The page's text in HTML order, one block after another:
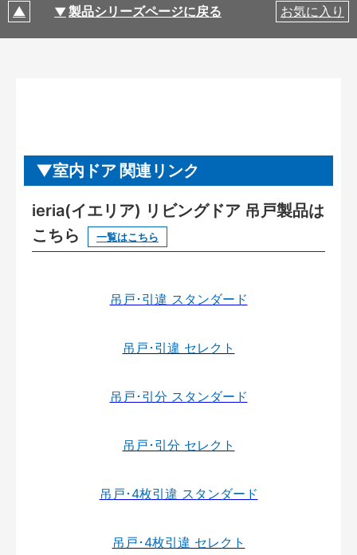
製品シリーズページに戻る お気に入り
室内ドア 関連リンク
ieria(イエリア) リビングドア 吊戸製品は
こちら
一覧はこちら
吊戸･引違 スタンダード
吊戸･引違 セレクト
吊戸･引分 スタンダード
吊戸･引分 セレクト
吊戸･4枚引違 スタンダード
吊戸･4枚引違 セレクト